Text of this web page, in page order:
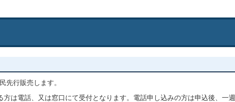
先行販売します。
方は電話、又は窓口にて受付となります。電話申し込みの方は申込後、一週